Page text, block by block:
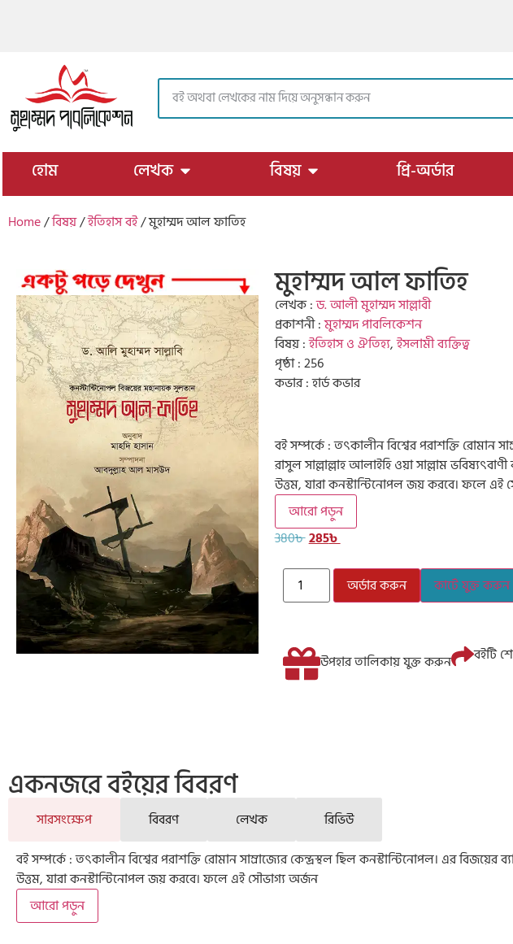
হোম লেখক বিষয় প্রি-অর্ডার
Home/বিষয়/ইতিহাস বই/ মুহাম্মদ আল ফাতিহ
মুহাম্মদ আল ফাতিহ
লেখক :ড. আলী মুহাম্মদ সাল্লাবী
প্রকাশনী :মুহাম্মদ পাবলিকেশন
বিষয় :ইতিহাস ও ঐতিহ্য,ইসলামী ব্যক্তিত্ব
পৃষ্ঠা : 256
কভার : হার্ড কভার
বই সম্পর্কে : তৎকালীন বিশ্বের পরাশক্তি রোমান
রাসুল সাল্লাল্লাহ আলাইহি ওয়া সাল্লাম
উত্তম, যারা কনস্টান্টিনোপল জয় করবে। ফলে এই
আরো পড়ুন
380৳285৳
অর্ডার করুন কার্টে যুক্ত করুন
উপহার তালিকায় যুক্ত করুন বইটি
একনজরে বইয়ের বিবরণ
সারসংক্ষেপ বিবরণ লেখক
রিভিউ
বই সম্পর্কে : তৎকালীন বিশ্বের পরাশক্তি রোমান সাম্রাজ্যের কেন্দ্রস্থল ছিল কনস্টান্টিনোপল। এর বিজয়ের
উত্তম, যারা কনস্টান্টিনোপল জয় করবে। ফলে এই সৌভাগ্য অর্জন
আরো পড়ুন